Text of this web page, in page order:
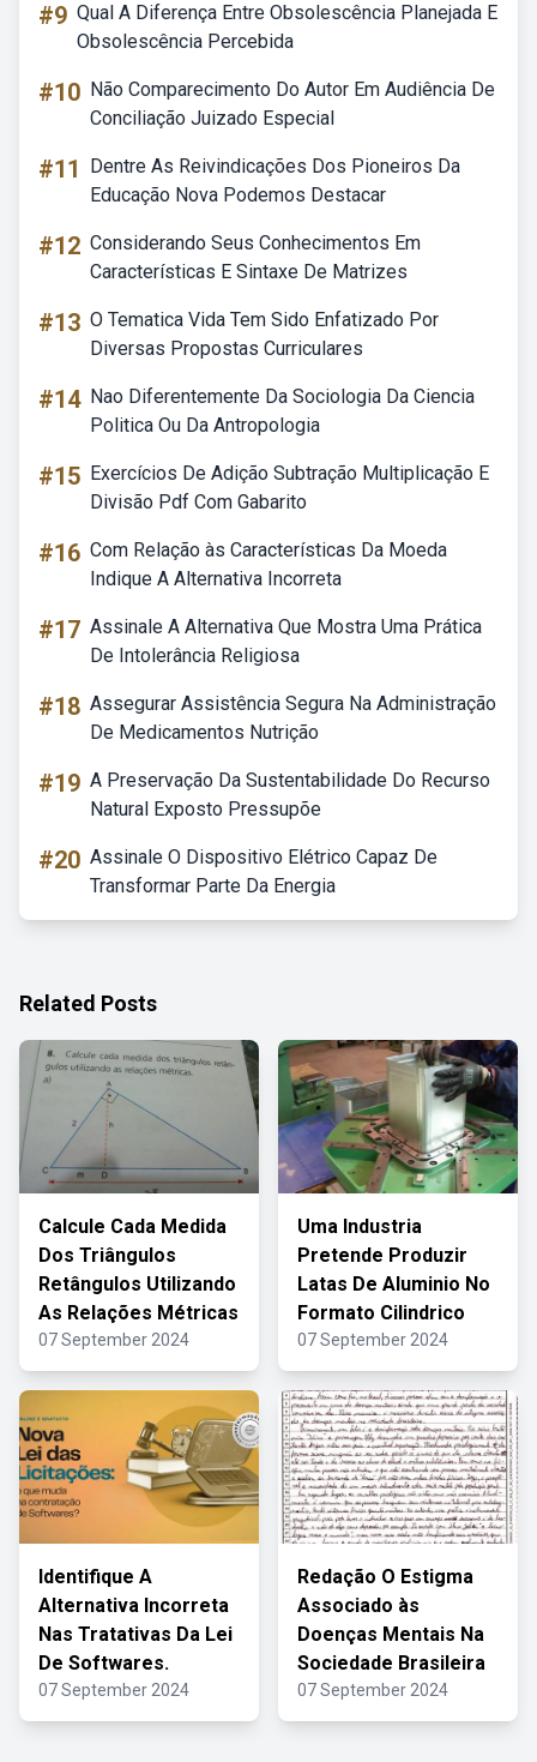
#9 Qual A Diferença Entre Obsolescência Planejada E
Obsolescência Percebida
#10 Não Comparecimento Do Autor Em Audiência De
Conciliação Juizado Especial
#11
Dentre As Reivindicações Dos Pioneiros Da
Educação Nova Podemos Destacar
#12 Considerando Seus Conhecimentos Em
Características E Sintaxe De Matrizes
#13 O Tematica Vida Tem Sido Enfatizado Por
Diversas Propostas Curriculares
#14 Nao Diferentemente Da Sociologia Da Ciencia
Politica Ou Da Antropologia
#15 Exercícios De Adição Subtração Multiplicação E
Divisão Pdf Com Gabarito
#16 Com Relação às Características Da Moeda
Indique A Alternativa Incorreta
#17 Assinale A Alternativa Que Mostra Uma Prática
De Intolerância Religiosa
#18 Assegurar Assistência Segura Na Administração
De Medicamentos Nutrição
#19 A Preservação Da Sustentabilidade Do Recurso
Natural Exposto Pressupõe
#20 Assinale O Dispositivo Elétrico Capaz De
Transformar Parte Da Energia
Related Posts
Calcule Cada Medida
Dos Triângulos
Retângulos Utilizando
As Relações Métricas
07 September 2024
Uma Industria
Pretende Produzir
Latas De Aluminio No
Formato Cilindrico
07 September 2024
Identifique A
Alternativa Incorreta
Nas Tratativas Da Lei
De Softwares.
07 September 2024
Redação O Estigma
Associado às
Doenças Mentais Na
Sociedade Brasileira
07 September 2024